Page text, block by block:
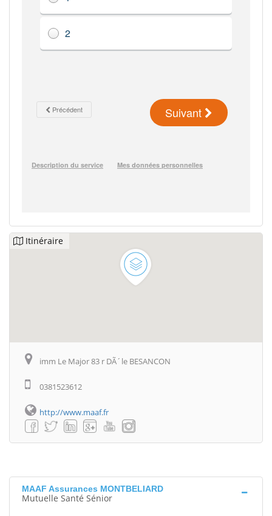
Itinéraire
imm Le Major 83 r DÃ´le BESANCON
0381523612
http://www.maaf.fr
MAAF Assurances MONTBELIARD
Mutuelle Santé Sénior